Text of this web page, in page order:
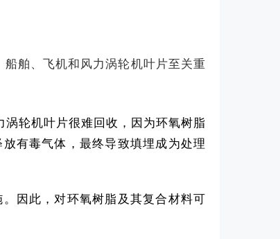
舶、飞机和风力涡轮机叶片至关重
轮机叶片很难回收，因为环氧树脂
有毒气体，最终导致填埋成为处理
因此，对环氧树脂及其复合材料可